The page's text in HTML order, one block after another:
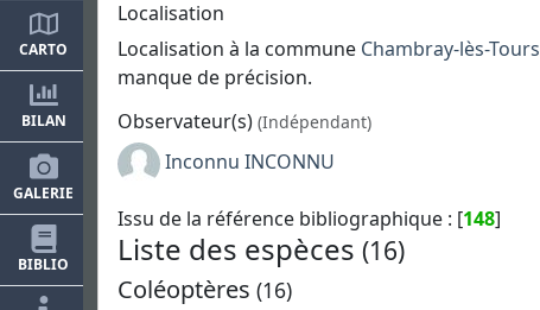
CARTO
BILAN
GALERIE
BIBLIO
Localisation
Localisation à la commune Chambray-lès-Tours
manque de précision.
Observateur(s) (Indépendant)
Inconnu INCONNU
Issu de la référence bibliographique : [148]
Liste des espèces (16)
Coléoptères (16)